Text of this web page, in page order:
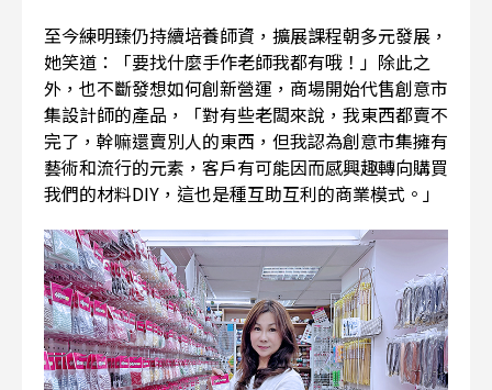
至今練明臻仍持續培養師資，擴展課程朝多元發展，
她笑道：「要找什麼手作老師我都有哦！」除此之
外，也不斷發想如何創新營運，商場開始代售創意市
集設計師的產品，「對有些老闆來說，我東西都賣不
完了，幹嘛還賣別人的東西，但我認為創意市集擁有
藝術和流行的元素，客戶有可能因而感興趣轉向購買
我們的材料DIY，這也是種互助互利的商業模式。」